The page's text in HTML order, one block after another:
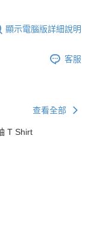
顯示電腦版詳細說明
客服
查看全部
T Shirt